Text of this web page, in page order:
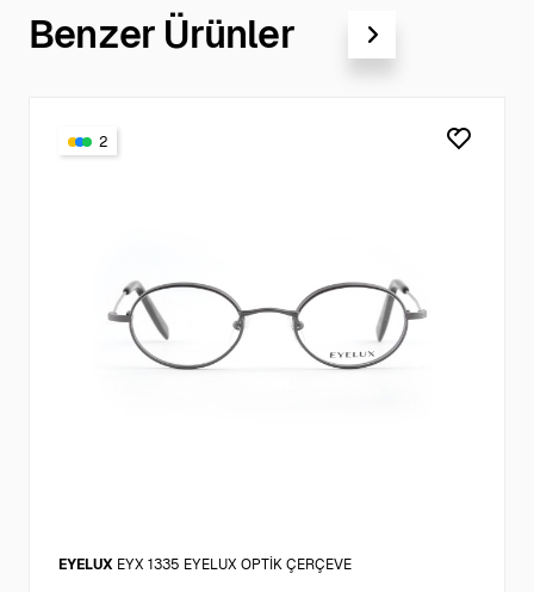
Benzer Ürünler
2
EYELUX EYX 1335 EYELUX OPTİK ÇERÇEVE